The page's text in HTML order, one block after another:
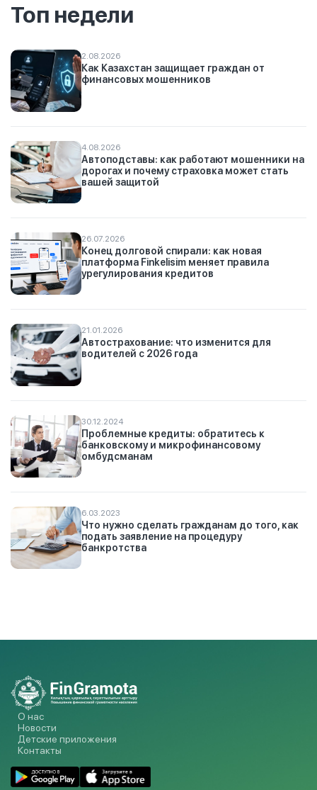
Топ недели
2.08.2026
Как Казахстан защищает граждан от
финансовых мошенников
4.08.2026
Автоподставы: как работают мошенники на
дорогах и почему страховка может стать
вашей защитой
26.07.2026
Конец долговой спирали: как новая
платформа Finkelisim меняет правила
урегулирования кредитов
21.01.2026
Автострахование: что изменится для
водителей с 2026 года
30.12.2024
Проблемные кредиты: обратитесь к
банковскому и микрофинансовому
омбудсманам
6.03.2023
Что нужно сделать гражданам до того, как
подать заявление на процедуру
банкротства
О нас
Новости
Детские приложения
Контакты